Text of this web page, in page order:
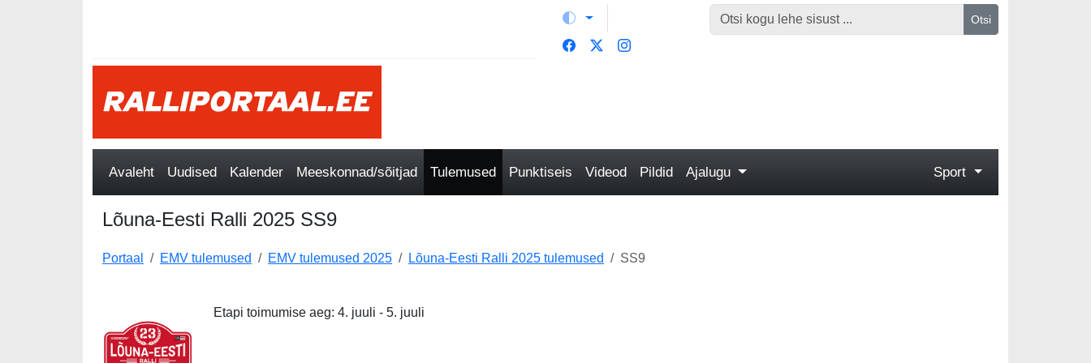
Otsi
Avaleht Uudised Kalender Meeskonnad/sõitjad Tulemused Punktiseis Videod Pildid Ajalugu Sport
Lõuna-Eesti Ralli 2025 SS9
Portaal EMV tulemused EMV tulemused 2025 Lõuna-Eesti Ralli 2025 tulemused SS9
Etapi toimumise aeg: 4. juuli - 5. juuli